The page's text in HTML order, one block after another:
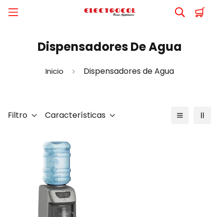
Dispensadores De Agua
Inicio Dispensadores de Agua
Filtro Características